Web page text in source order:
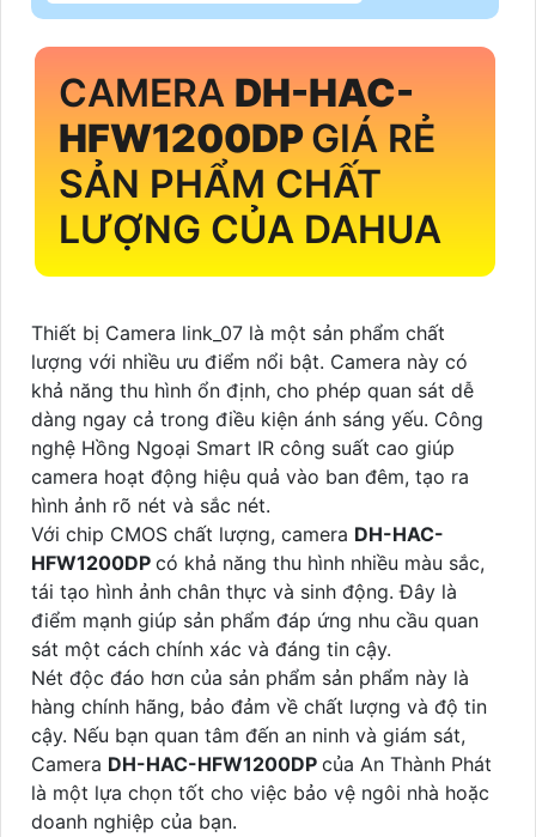
CAMERA DH-HAC-
HFW1200DPGIÁ RẺ
SẢN PHẨM CHẤT
LƯỢNG CỦA DAHUA
Thiết bị Camera link_07 là một sản phẩm chất
lượng với nhiều ưu điểm nổi bật. Camera này có
khả năng thu hình ổn định, cho phép quan sát dễ
dàng ngay cả trong điều kiện ánh sáng yếu. Công
nghệ Hồng Ngoại Smart IR công suất cao giúp
camera hoạt động hiệu quả vào ban đêm, tạo ra
hình ảnh rõ nét và sắc nét.
Với chip CMOS chất lượng, camera DH-HAC-
HFW1200DP có khả năng thu hình nhiều màu sắc,
tái tạo hình ảnh chân thực và sinh động. Đây là
điểm mạnh giúp sản phẩm đáp ứng nhu cầu quan
sát một cách chính xác và đáng tin cậy.
Nét độc đáo hơn của sản phẩm sản phẩm này là
hàng chính hãng, bảo đảm về chất lượng và độ tin
cậy. Nếu bạn quan tâm đến an ninh và giám sát,
Camera DH-HAC-HFW1200DP của An Thành Phát
là một lựa chọn tốt cho việc bảo vệ ngôi nhà hoặc
doanh nghiệp của bạn.